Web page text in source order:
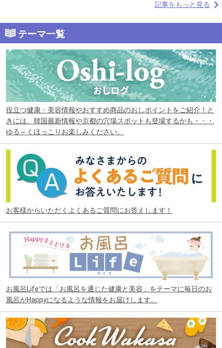
記事をもっと見る
テーマ一覧
役立つ健康・美容情報やおすすめ商品のおしポイントをご紹介！と
きには、韓国最新情報や京都の穴場スポットも登場するかも・・・
ゆる～くほっこりお楽しみください。
お客様からいただくよくあるご質問にお答えします！
お風呂Lifeでは「お風呂を通じた健康と美容」をテーマに毎日のお
風呂がHappyになるような情報をお届けします。